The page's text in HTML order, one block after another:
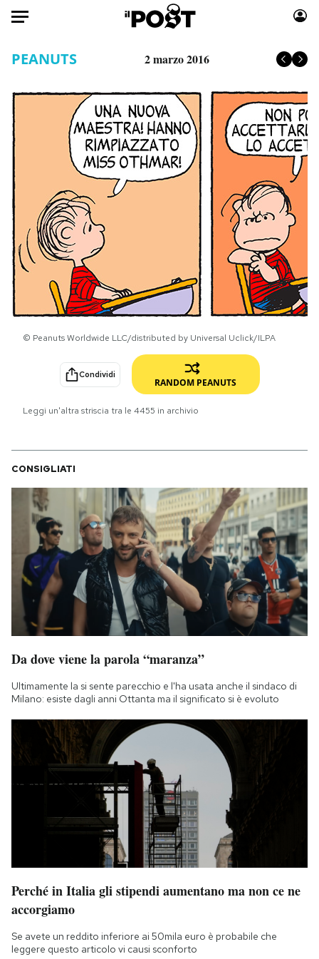
Mondo
Politica
Tecnologia
Internet
Scienza
Cultura
Economia
Sport
Moda
Libri
Consumismi
Storie/Idee
Ok Boomer!
Media
Europa
Altrecose
Mondiali calcio 2026
SHOP
CALENDARIO
AREA PERSONALE
Area Personale
Newsletter
Regala il Post
Hai bisogno di aiuto?
Esci
PEANUTS 2 marzo 2016
© Peanuts Worldwide LLC/distributed by Universal Uclick/ILPA
Condividi
RANDOM PEANUTS
Leggi un'altra striscia tra le 4455 in archivio
CONSIGLIATI
Da dove viene la parola “maranza”
Ultimamente la si sente parecchio e l'ha usata anche il sindaco di
Milano: esiste dagli anni Ottanta ma il significato si è evoluto
Perché in Italia gli stipendi aumentano ma non ce ne
accorgiamo
Se avete un reddito inferiore ai 50mila euro è probabile che
leggere questo articolo vi causi sconforto